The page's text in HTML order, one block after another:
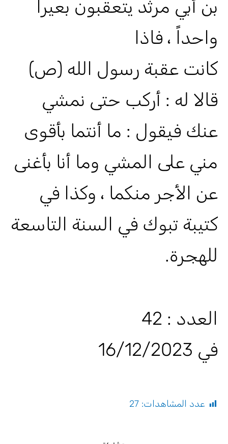
بن أبي مرثد يتعقبون بعيراً
واحداً ، فاذا
كانت عقبة رسول الله (ص)
قالا له : أركب حتى نمشي
عنك فيقول : ما أنتما بأقوى
مني على المشي وما أنا بأغنى
عن الأجر منكما ، وكذا في
كتيبة تبوك في السنة التاسعة
للهجرة.
العدد : 42
في 16/12/2023
عدد المشاهدات: 27